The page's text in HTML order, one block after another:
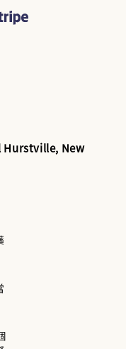
Hurstville, New